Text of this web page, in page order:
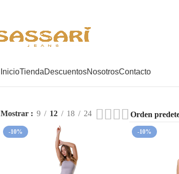
InicioTiendaDescuentosNosotrosContacto
Mostrar 9 12 18 24
-10%
-10%